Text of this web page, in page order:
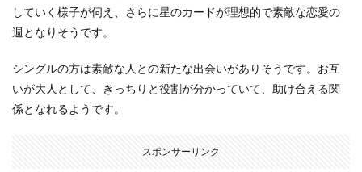
していく様子が伺え、さらに星のカードが理想的で素敵な恋愛の
週となりそうです。
シングルの方は素敵な人との新たな出会いがありそうです。お互
いが大人として、きっちりと役割が分かっていて、助け合える関
係となれるようです。
スポンサーリンク